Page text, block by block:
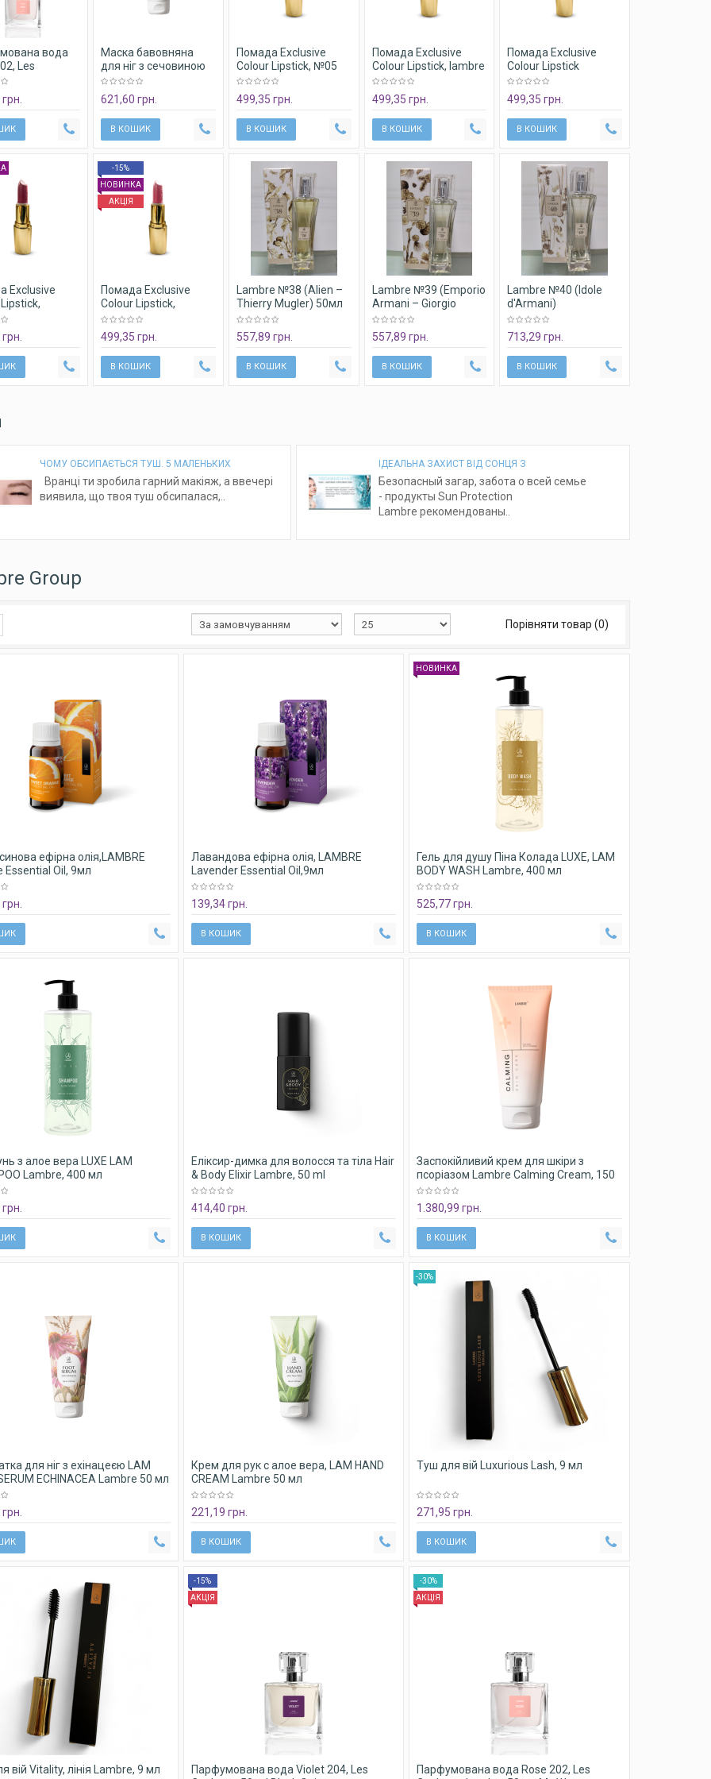
Оливковый крем для
кожи вокруг глаз
Olive oil eye cream
Lambre
Крем-гель против
угревой сыпи с
маслом чайного
дерева TTO cream
Lambre
В КОШИК
Жемчужный
увлажняющий крем
Pearl cream Lambre
В КОШИК
вода
Les
Lambre 50
Маска бавовняна
для ніг з сечовиною
Exfoliating Foot Mask
Lambre 80 ml
621,60 грн.
В КОШИК
Помада Exclusive
Colour Lipstick, №05
Nude Beige, 4g
499,35 грн.
В КОШИК
Помада Exclusive
Colour Lipstick, lambre
№04 Burnt Peach, 4g
499,35 грн.
В КОШИК
Помада Exclusive
Colour Lipstick
Lambre, №03 Dark
Coral, 4g
499,35 грн.
В КОШИК
Exclusive
№ 02 Dusky
-15%
НОВИНКА
АКЦІЯ
Помада Exclusive
Colour Lipstick,
Lambre № 01
Bubblegum Pink
499,35 грн.
В КОШИК
Lambre №38 (Alien –
Thierry Mugler) 50мл
парфумована вода
557,89 грн.
В КОШИК
Lambre №39 (Emporio
Armani – Giorgio
Armani) 50мл
парфумована вода
557,89 грн.
В КОШИК
Lambre №40 (Idole
d'Armani)
Парфумована вода
50 мл
713,29 грн.
В КОШИК
ЧОМУ ОБСИПАЄТЬСЯ ТУШ. 5 МАЛЕНЬКИХ
Вранці ти зробила гарний макіяж, а ввечері
виявила, що твоя туш обсипалася,..
ІДЕАЛЬНА ЗАХИСТ ВІД СОНЦЯ З
Безопасный загар, забота о всей семье
- продукты Sun Protection
Lambre рекомендованы..
Group
Порівняти товар (0)
ефірна олія,LAMBRE
Essential Oil, 9мл
Лавандова ефірна олія, LAMBRE
Lavender Essential Oil,9мл
139,34 грн.
В КОШИК
НОВИНКА
Гель для душу Піна Колада LUXE, LAM
BODY WASH Lambre, 400 мл
525,77 грн.
В КОШИК
з алое вера LUXE LAM
Lambre, 400 мл
Еліксир-димка для волосся та тіла Hair
& Body Elixir Lambre, 50 ml
414,40 грн.
В КОШИК
Заспокійливий крем для шкіри з
псоріазом Lambre Calming Cream, 150
мл
1.380,99 грн.
В КОШИК
для ніг з ехінацеєю LAM
ECHINACEA Lambre 50 мл
Крем для рук с алое вера, LAM HAND
CREAM Lambre 50 мл
221,19 грн.
В КОШИК
-30%
Туш для вій Luxurious Lash, 9 мл
271,95 грн.
В КОШИК
вій Vitality, лінія Lambre, 9 мл
-15%
АКЦІЯ
Парфумована вода Violet 204, Les
-30%
АКЦІЯ
Парфумована вода Rose 202, Les